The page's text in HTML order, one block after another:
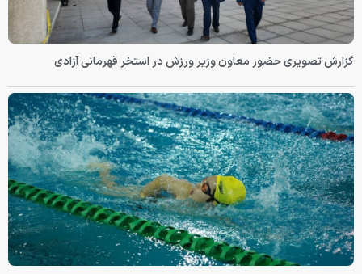
گزارش تصویری حضور معاون وزیر ورزش در استخر قهرمانی آزادی